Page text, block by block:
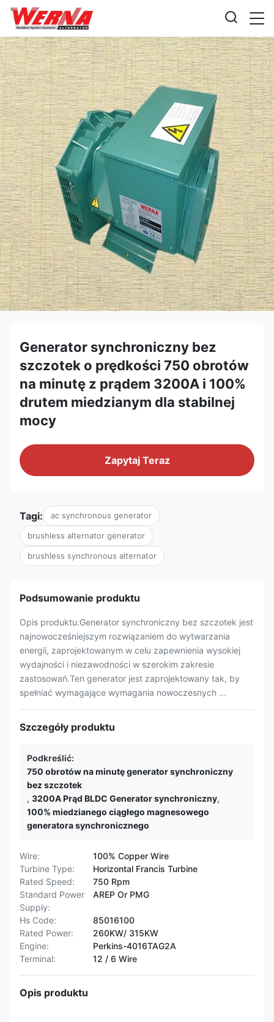
Generator synchroniczny bez
szczotek o prędkości 750 obrotów
na minutę z prądem 3200A i 100%
drutem miedzianym dla stabilnej
mocy
Zapytaj Teraz
Tagi: ac synchronous generator
brushless alternator generator
brushless synchronous alternator
Podsumowanie produktu
Opis produktu:Generator synchroniczny bez szczotek jest
najnowocześniejszym rozwiązaniem do wytwarzania
energii, zaprojektowanym w celu zapewnienia wysokiej
wydajności i niezawodności w szerokim zakresie
zastosowań.Ten generator jest zaprojektowany tak, by
spełniać wymagające wymagania nowoczesnych ...
Szczegóły produktu
Podkreślić:
750 obrotów na minutę generator synchroniczny
bez szczotek
, 3200A Prąd BLDC Generator synchroniczny,
100% miedzianego ciągłego magnesowego
generatora synchronicznego
Wire:
100% Copper Wire
Turbine Type:
Horizontal Francis Turbine
Rated Speed:
750 Rpm
Standard Power
Supply:
AREP Or PMG
Hs Code:
85016100
Rated Power:
260KW/ 315KW
Engine:
Perkins-4016TAG2A
Terminal:
12 / 6 Wire
Opis produktu